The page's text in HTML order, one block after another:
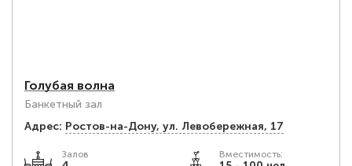
Голубая волна
Банкетный зал
Адрес: Ростов-на-Дону, ул. Левобережная, 17
Залов Вместимость: